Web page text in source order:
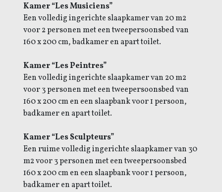
Kamer “Les Musiciens”
Een volledig ingerichte slaapkamer van 20 m2
voor 2 personen met een tweepersoonsbed van
160 x 200 cm, badkamer en apart toilet.
Kamer “Les Peintres”
Een volledig ingerichte slaapkamer van 20 m2
voor 3 personen met een tweepersoonsbed van
160 x 200 cm en een slaapbank voor 1 persoon,
badkamer en apart toilet.
Kamer “Les Sculpteurs”
Een ruime volledig ingerichte slaapkamer van 30
m2 voor 3 personen met een tweepersoonsbed
160 x 200 cm en een slaapbank voor 1 persoon,
badkamer en apart toilet.